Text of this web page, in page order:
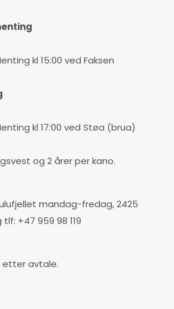
kl 15:00 ved Faksen
kl 17:00 ved Støa (brua)
og 2 årer per kano.
mandag-fredag, 2425
+47 959 98 119
etter avtale.